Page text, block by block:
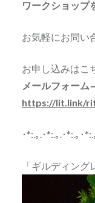
ワークショップ
お気軽にお問い
お申し込みはこ
メールフォーム
https://lit.link/
･*:.｡.･*:.｡.･*:.｡･
「ギルディング